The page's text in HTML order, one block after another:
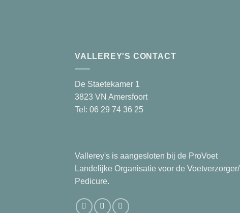
VALLEREY'S CONTACT
De Staetekamer 1
3823 VN Amersfoort
Tel: 06 29 74 36 25
Vallerey's is aangesloten bij de ProVoet
Landelijke Organisatie voor de Voetverzorger/
Pedicure.